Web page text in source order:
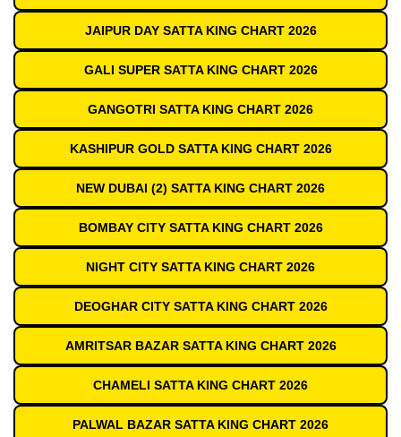
JAIPUR DAY SATTA KING CHART 2026
GALI SUPER SATTA KING CHART 2026
GANGOTRI SATTA KING CHART 2026
KASHIPUR GOLD SATTA KING CHART 2026
NEW DUBAI (2) SATTA KING CHART 2026
BOMBAY CITY SATTA KING CHART 2026
NIGHT CITY SATTA KING CHART 2026
DEOGHAR CITY SATTA KING CHART 2026
AMRITSAR BAZAR SATTA KING CHART 2026
CHAMELI SATTA KING CHART 2026
PALWAL BAZAR SATTA KING CHART 2026